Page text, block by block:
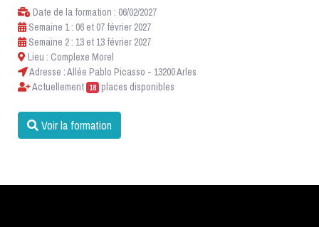
Date de la formation : 06/02/2027
Semaine 1 : 06 et 07 février 2027
Semaine 2 : 13 et 13 février 2027
Lieu : Complexe Morel
Adresse : Allée Pablo Picasso - 13200 Arles
Actuellement 18 places disponibles
Voir la formation